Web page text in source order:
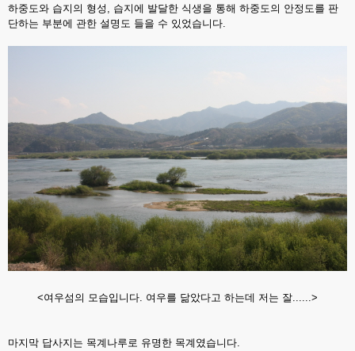
하중도와 습지의 형성, 습지에 발달한 식생을 통해 하중도의 안정도를 판
단하는 부분에 관한 설명도 들을 수 있었습니다.
<여우섬의 모습입니다. 여우를 닮았다고 하는데 저는 잘......>
마지막 답사지는 목계나루로 유명한 목계였습니다.